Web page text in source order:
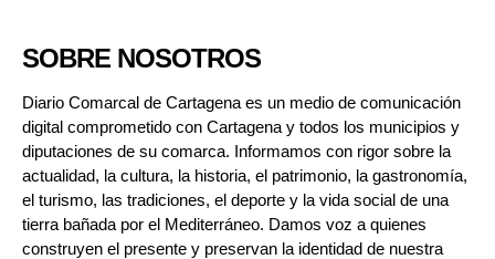
SOBRE NOSOTROS
Diario Comarcal de Cartagena es un medio de comunicación
digital comprometido con Cartagena y todos los municipios y
diputaciones de su comarca. Informamos con rigor sobre la
actualidad, la cultura, la historia, el patrimonio, la gastronomía,
el turismo, las tradiciones, el deporte y la vida social de una
tierra bañada por el Mediterráneo. Damos voz a quienes
construyen el presente y preservan la identidad de nuestra